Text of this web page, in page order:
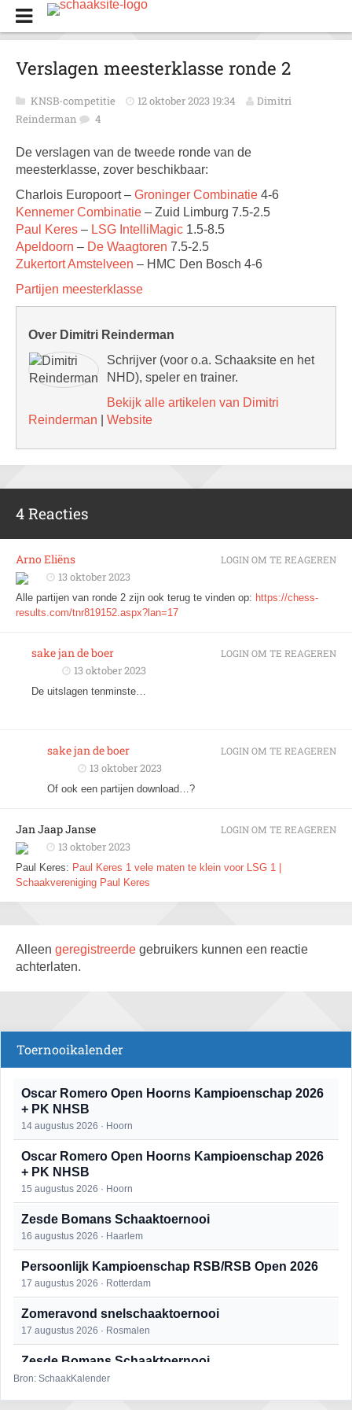
Verslagen meesterklasse ronde 2
KNSB-competitie 12 oktober 2023 19:34
Dimitri
Reinderman
4
De verslagen van de tweede ronde van de
meesterklasse, zover beschikbaar:
Charlois Europoort – Groninger Combinatie 4-6
Kennemer Combinatie – Zuid Limburg 7.5-2.5
Paul Keres – LSG IntelliMagic 1.5-8.5
Apeldoorn – De Waagtoren 7.5-2.5
Zukertort Amstelveen – HMC Den Bosch 4-6
Partijen meesterklasse
Over Dimitri Reinderman
Schrijver (voor o.a. Schaaksite en het
NHD), speler en trainer.
Bekijk alle artikelen van Dimitri
Reinderman
Website
4 Reacties
Arno Eliëns
13 oktober 2023
Alle partijen van ronde 2 zijn ook terug te vinden op: https://chess-
results.com/tnr819152.aspx?lan=17
LOGIN OM TE REAGEREN
sake jan de boer
13 oktober 2023
De uitslagen tenminste…
LOGIN OM TE REAGEREN
sake jan de boer
13 oktober 2023
Of ook een partijen download…?
LOGIN OM TE REAGEREN
Jan Jaap Janse
13 oktober 2023
Paul Keres: Paul Keres 1 vele maten te klein voor LSG 1 |
Schaakvereniging Paul Keres
LOGIN OM TE REAGEREN
Alleen geregistreerde gebruikers kunnen een reactie
achterlaten.
Toernooikalender
Oscar Romero Open Hoorns Kampioenschap 2026
+ PK NHSB
14 augustus 2026 · Hoorn
Oscar Romero Open Hoorns Kampioenschap 2026
+ PK NHSB
15 augustus 2026 · Hoorn
Zesde Bomans Schaaktoernooi
16 augustus 2026 · Haarlem
Persoonlijk Kampioenschap RSB/RSB Open 2026
17 augustus 2026 · Rotterdam
Zomeravond snelschaaktoernooi
17 augustus 2026 · Rosmalen
Zesde Bomans Schaaktoernooi
17 augustus 2026 · Haarlem
Bron: SchaakKalender